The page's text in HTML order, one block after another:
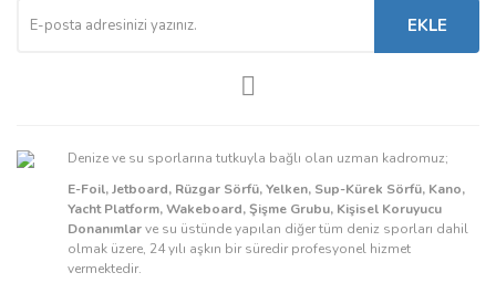
EKLE
Denize ve su sporlarına tutkuyla bağlı olan uzman kadromuz;
E-Foil, Jetboard, Rüzgar Sörfü, Yelken, Sup-Kürek Sörfü, Kano,
Yacht Platform, Wakeboard, Şişme Grubu, Kişisel Koruyucu
Donanımlarve su üstünde yapılan diğer tüm deniz sporları dahil
olmak üzere, 24 yılı aşkın bir süredir profesyonel hizmet
vermektedir.